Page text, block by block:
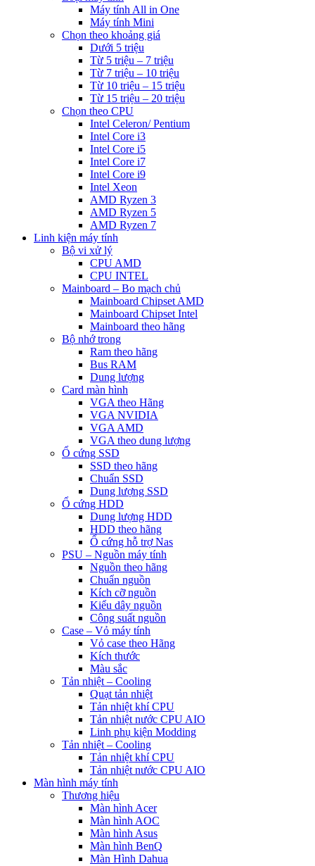
Máy tính All in One
Máy tính Mini
Chọn theo khoảng giá
Dưới 5 triệu
Từ 5 triệu – 7 triệu
Từ 7 triệu – 10 triệu
Từ 10 triệu – 15 triệu
Từ 15 triệu – 20 triệu
Chọn theo CPU
Intel Celeron/ Pentium
Intel Core i3
Intel Core i5
Intel Core i7
Intel Core i9
Intel Xeon
AMD Ryzen 3
AMD Ryzen 5
AMD Ryzen 7
Linh kiện máy tính
Bộ vi xử lý
CPU AMD
CPU INTEL
Mainboard – Bo mạch chủ
Mainboard Chipset AMD
Mainboard Chipset Intel
Mainboard theo hãng
Bộ nhớ trong
Ram theo hãng
Bus RAM
Dung lượng
Card màn hình
VGA theo Hãng
VGA NVIDIA
VGA AMD
VGA theo dung lượng
Ổ cứng SSD
SSD theo hãng
Chuẩn SSD
Dung lượng SSD
Ổ cứng HDD
Dung lượng HDD
HDD theo hãng
Ổ cứng hỗ trợ Nas
PSU – Nguồn máy tính
Nguồn theo hãng
Chuẩn nguồn
Kích cỡ nguồn
Kiểu dây nguồn
Công suất nguồn
Case – Vỏ máy tính
Vỏ case theo Hãng
Kích thước
Màu sắc
Tản nhiệt – Cooling
Quạt tản nhiệt
Tản nhiệt khí CPU
Tản nhiệt nước CPU AIO
Linh phụ kiện Modding
Tản nhiệt – Cooling
Tản nhiệt khí CPU
Tản nhiệt nước CPU AIO
Màn hình máy tính
Thương hiệu
Màn hình Acer
Màn hình AOC
Màn hình Asus
Màn hình BenQ
Màn Hình Dahua